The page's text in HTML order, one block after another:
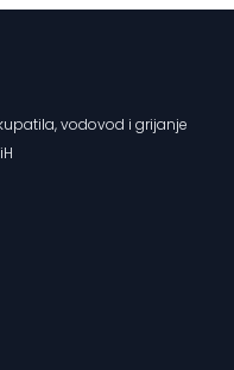
vodovod i grijanje